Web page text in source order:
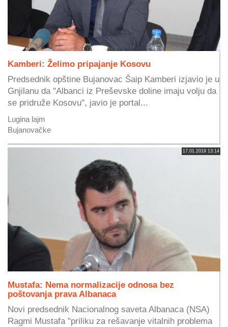
Kamberi: Želimo pripajanje Kosovu
Predsednik opštine Bujanovac Šaip Kamberi izjavio je u
Gnjilanu da "Albanci iz Preševske doline imaju volju da
se pridruže Kosovu", javio je portal...
Lugina lajm
Bujanovačke
17.01.2019 13:14
Mustafa: Nema normalizacije odnosa bez
poštovanja prava Albanaca
Novi predsednik Nacionalnog saveta Albanaca (NSA)
Ragmi Mustafa "priliku za rešavanje vitalnih problema